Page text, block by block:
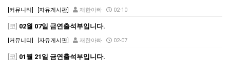
[커뮤니티] [자유게시판] 재한아빠 02-10
[코] 02월 07일 금연출석부입니다.
[커뮤니티] [자유게시판] 재한아빠 02-07
[코] 01월 21일 금연출석부입니다.